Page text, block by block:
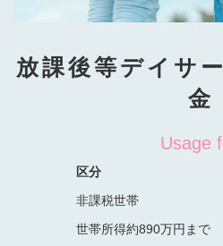
放課後等デイサ
金
Usage
区分
非課税世帯
世帯所得約890万円まで